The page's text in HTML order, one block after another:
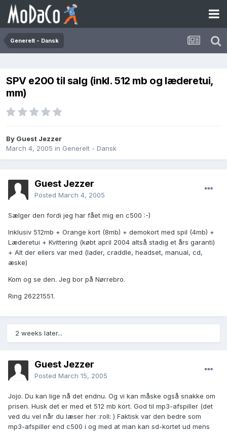
Generelt - Dansk
SPV e200 til salg (inkl. 512 mb og læderetui,
mm)
By Guest Jezzer
March 4, 2005 in Generelt - Dansk
Guest Jezzer
Posted March 4, 2005
Sælger den fordi jeg har fået mig en c500 :-)
Inklusiv 512mb + Orange kort (8mb) + demokort med spil (4mb) +
Læderetui + Kvittering (købt april 2004 altså stadig et års garanti)
+ Alt der ellers var med (lader, craddle, headset, manual, cd,
æske)
Kom og se den. Jeg bor på Nørrebro.
Ring 26221551.
2 weeks later...
Guest Jezzer
Posted March 15, 2005
Jojo. Du kan lige nå det endnu. Og vi kan måske også snakke om
prisen. Husk det er med et 512 mb kort. God til mp3-afspiller (det
ved du vel når du læser her :roll: ) Faktisk var den bedre som
mp3-afspiller end c500 i og med at man kan sd-kortet ud mens